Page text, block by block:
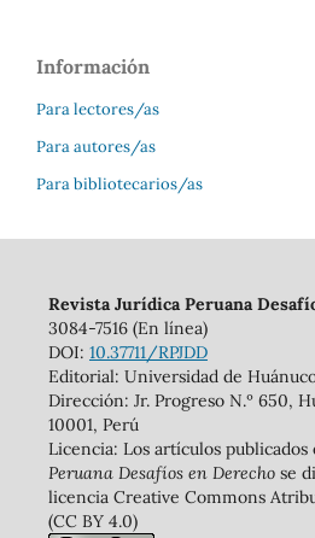
Información
Para lectores/as
Para autores/as
Para bibliotecarios/as
Revista Jurídica Peruana
3084-7516 (En línea)
DOI: 10.37711/RPJDD
Editorial: Universidad de
Dirección: Jr. Progreso N.º 650,
10001, Perú
Licencia: Los artículos publicados
Peruana Desafíos en Derechose
licencia Creative Commons
(CC BY 4.0)